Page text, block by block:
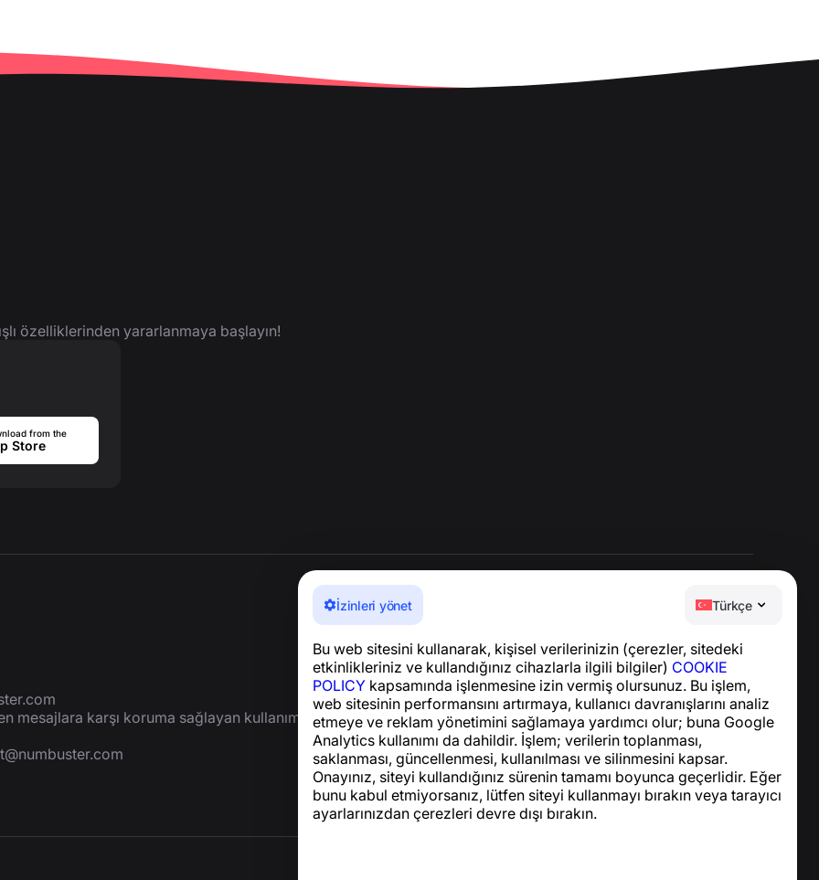
İzinleri yönet Türkçe
Bu web sitesini kullanarak, kişisel verilerinizin (çerezler, sitedeki
etkinlikleriniz ve kullandığınız cihazlarla ilgili bilgiler) COOKIE
POLICY kapsamında işlenmesine izin vermiş olursunuz. Bu işlem,
web sitesinin performansını artırmaya, kullanıcı davranışlarını analiz
etmeye ve reklam yönetimini sağlamaya yardımcı olur; buna Google
Analytics kullanımı da dahildir. İşlem; verilerin toplanması,
saklanması, güncellenmesi, kullanılması ve silinmesini kapsar.
Onayınız, siteyi kullandığınız sürenin tamamı boyunca geçerlidir. Eğer
bunu kabul etmiyorsanız, lütfen siteyi kullanmayı bırakın veya tarayıcı
ayarlarınızdan çerezleri devre dışı bırakın.
özelliklerinden yararlanmaya başlayın!
from the
Store
mesajlara karşı koruma sağlayan kullanımı
Haberler ve Makaleler
Proje hakkında
İletişim